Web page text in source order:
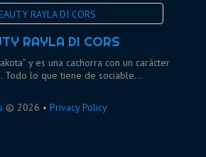
RAYLA DI CORS
y es una cachorra con un carácter
Todo lo que tiene de sociable…
© 2026 • Privacy Policy